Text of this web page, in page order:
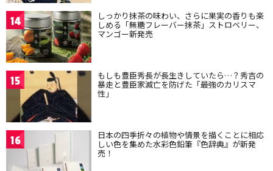
14 しっかり抹茶の味わい、さらに果実の香りも楽
しめる「無糖フレーバー抹茶」ストロベリー、
マンゴー新発売
15 もしも豊臣秀長が長生きしていたら…？秀吉の
暴走と豊臣家滅亡を防げた「最強のカリスマ
性」
16 日本の四季折々の植物や情景を描くことに相応
しい色を集めた水彩色鉛筆『色辞典』が新発
売！